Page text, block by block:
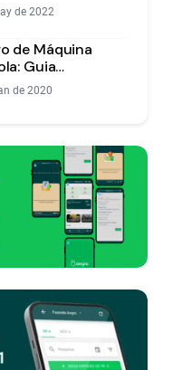
para Proteger
de 2022
de Máquina
Guia
Sobre
e Como
de 2020